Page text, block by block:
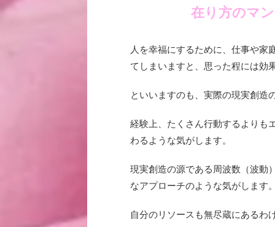
在り方のマ
人を幸福にするために、仕事や家
てしまいますと、思った程には効
といいますのも、実際の現実創造
経験上、たくさん行動するよりも
わるような気がします。
現実創造の源である周波数（波動
なアプローチのような気がします
自分のリソースも無尽蔵にあるわ